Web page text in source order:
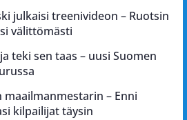
julkaisi treenivideon – Ruotsin
välittömästi
teki sen taas – uusi Suomen
maailmanmestarin – Enni
kilpailijat täysin